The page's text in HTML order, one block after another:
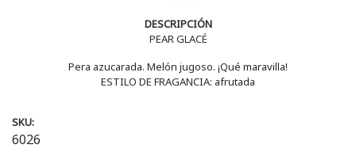
DESCRIPCIÓN
PEAR GLACÉ
Pera azucarada. Melón jugoso. ¡Qué maravilla!
ESTILO DE FRAGANCIA: afrutada
SKU:
6026